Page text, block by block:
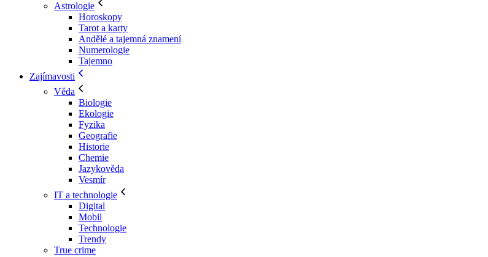
Astrologie
Horoskopy
Tarot a karty
Andělé a tajemná znamení
Numerologie
Tajemno
Zajímavosti
Věda
Biologie
Ekologie
Fyzika
Geografie
Historie
Chemie
Jazykověda
Vesmír
IT a technologie
Digital
Mobil
Technologie
Trendy
True crime